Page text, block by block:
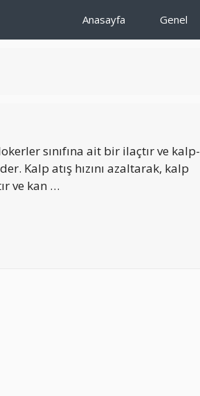
Anasayfa Genel
sınıfına ait bir ilaçtır ve kalp-
Kalp atış hızını azaltarak, kalp
ve kan …